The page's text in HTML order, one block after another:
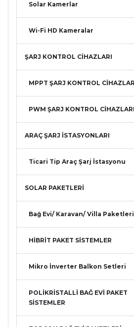
Solar Kamerlar
Wi-Fi HD Kameralar
ŞARJ KONTROL CİHAZLARI
MPPT ŞARJ KONTROL
PWM ŞARJ KONTROL CİHAZLARI
ARAÇ ŞARJ İSTASYONLARI
Ticari Tip Araç Şarj İstasyonu
SOLAR PAKETLERİ
Bağ Evi/ Karavan/ Villa Paketleri
HİBRİT PAKET SİSTEMLER
Mikro İnverter Balkon Setleri
POLİKRİSTALLİ BAĞ EVİ PAKET
SİSTEMLER